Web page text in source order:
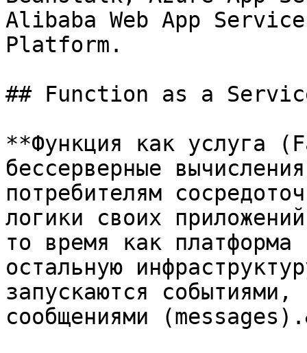
Alibaba Web App
Platform.
## Function as a
**Функция как услуга
бессерверные
потребителям
логики своих
то время как платформа
остальную
запускаются событиями,
сообщениями